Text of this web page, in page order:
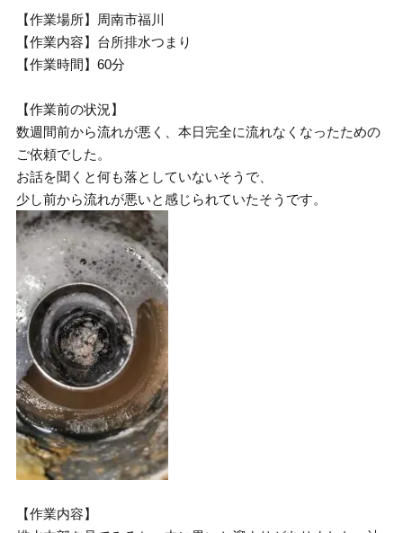
【作業場所】周南市福川
【作業内容】台所排水つまり
【作業時間】60分
【作業前の状況】
数週間前から流れが悪く、本日完全に流れなくなったための
ご依頼でした。
お話を聞くと何も落としていないそうで、
少し前から流れが悪いと感じられていたそうです。
【作業内容】